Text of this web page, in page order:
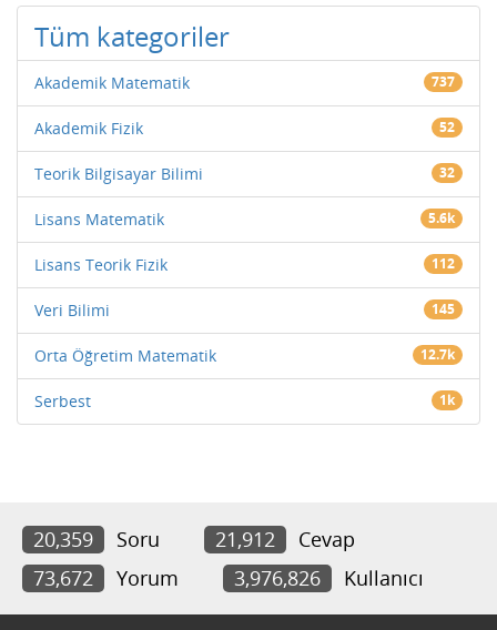
Tüm kategoriler
Akademik Matematik 737
Akademik Fizik 52
Teorik Bilgisayar Bilimi 32
Lisans Matematik 5.6k
Lisans Teorik Fizik 112
Veri Bilimi 145
Orta Öğretim Matematik 12.7k
Serbest 1k
20,359 Soru 21,912
Cevap
73,672
Yorum 3,976,826 Kullanıcı